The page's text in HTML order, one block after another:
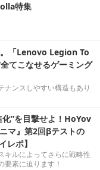
特集
「Lenovo Legion To
てこなせるゲーミング
ナンスしやすい構造もあり
”を目撃せよ！HoYov
マ』第2回βテストの
レポ】
キルによってさらに戦略性
要素に迫ります！